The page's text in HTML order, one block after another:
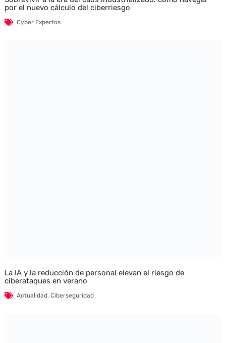
por el nuevo cálculo del ciberriesgo
Cyber Expertos
La IA y la reducción de personal elevan el riesgo de
ciberataques en verano
Actualidad, Ciberseguridad